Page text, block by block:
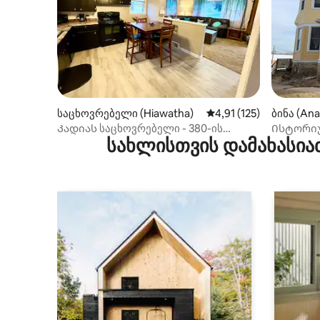
საცხოვრებელი (Hiawatha) საშუალო შეფასებაა
4,91 (125)
Კადიას საცხოვრებელი - 380-ის
მახლობლად და სხვა ყველაფერი
ბინა
სახლისთვის